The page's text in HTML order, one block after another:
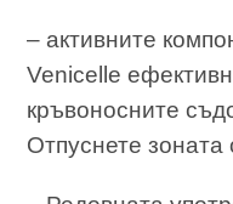
– активните
Venicelle
кръвоносните
Отпуснете